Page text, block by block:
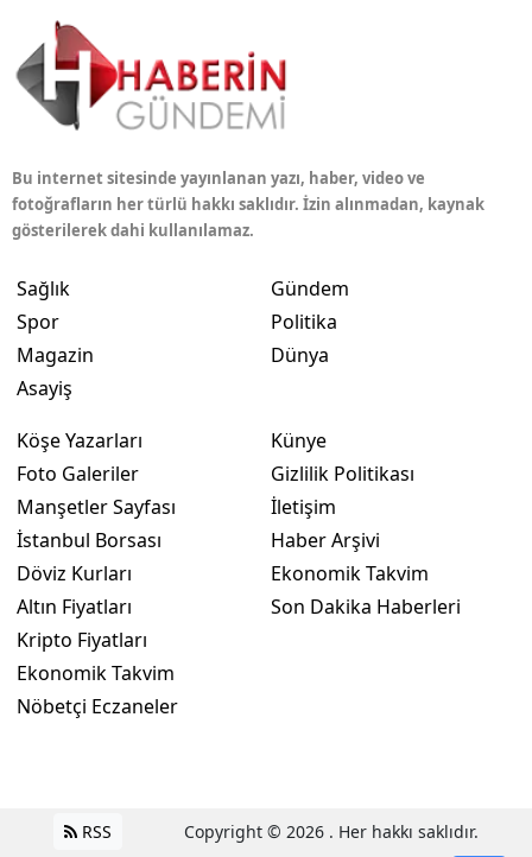
Bu internet sitesinde yayınlanan yazı, haber, video ve
fotoğrafların her türlü hakkı saklıdır. İzin alınmadan, kaynak
gösterilerek dahi kullanılamaz.
Sağlık
Spor
Magazin
Asayiş
Gündem
Politika
Dünya
Köşe Yazarları
Foto Galeriler
Manşetler Sayfası
İstanbul Borsası
Döviz Kurları
Altın Fiyatları
Kripto Fiyatları
Ekonomik Takvim
Nöbetçi Eczaneler
Künye
Gizlilik Politikası
İletişim
Haber Arşivi
Ekonomik Takvim
Son Dakika Haberleri
RSS Copyright © 2026 . Her hakkı saklıdır.